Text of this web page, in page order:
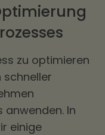
zu optimieren
schneller
anwenden. In
einige